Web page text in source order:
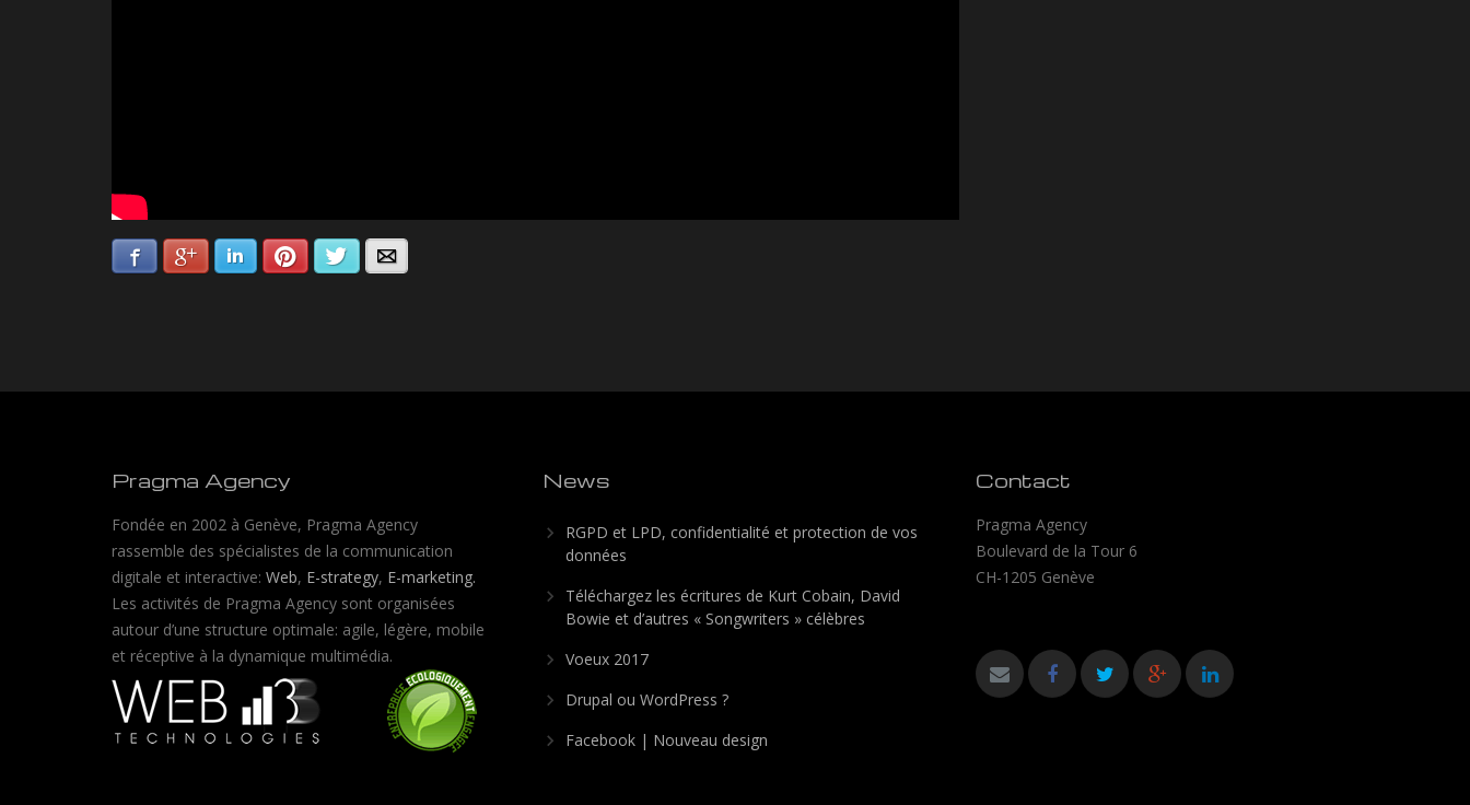
FacebookGoogle+ LinkedInPinterestTwitterEmail
Pragma Agency
Fondée en 2002 à Genève, Pragma Agency
rassemble des spécialistes de la communication
digitale et interactive: Web, E-strategy, E-marketing.
Les activités de Pragma Agency sont organisées
autour d’une structure optimale: agile, légère, mobile
et réceptive à la dynamique multimédia.
News
RGPD et LPD, confidentialité et protection de vos
données
Téléchargez les écritures de Kurt Cobain, David
Bowie et d’autres « Songwriters » célèbres
Voeux 2017
Drupal ou WordPress ?
Facebook | Nouveau design
Contact
Pragma Agency
Boulevard de la Tour 6
CH-1205 Genève